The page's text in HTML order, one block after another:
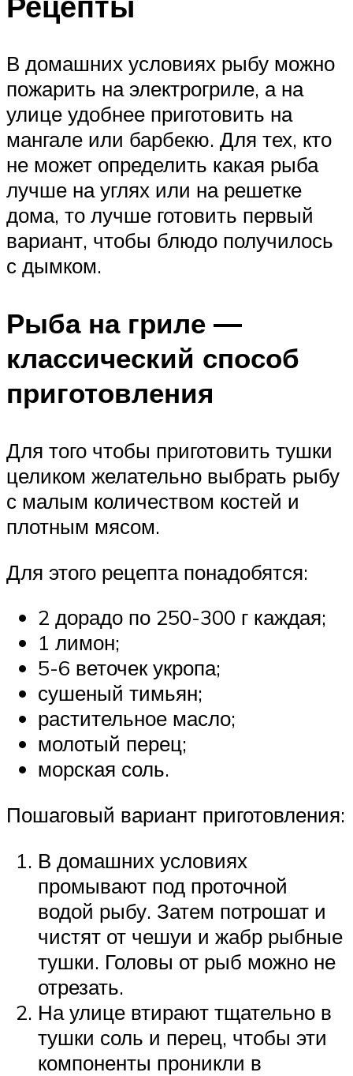
В домашних условиях рыбу можно
пожарить на электрогриле, а на
улице удобнее приготовить на
мангале или барбекю. Для тех, кто
не может определить какая рыба
лучше на углях или на решетке
дома, то лучше готовить первый
вариант, чтобы блюдо получилось
с дымком.
Рыба на гриле —
классический способ
приготовления
Для того чтобы приготовить тушки
целиком желательно выбрать рыбу
с малым количеством костей и
плотным мясом.
Для этого рецепта понадобятся:
2 дорадо по 250-300 г каждая;
1 лимон;
5-6 веточек укропа;
сушеный тимьян;
растительное масло;
молотый перец;
морская соль.
Пошаговый вариант приготовления:
В домашних условиях
промывают под проточной
водой рыбу. Затем потрошат и
чистят от чешуи и жабр рыбные
тушки. Головы от рыб можно не
отрезать.
На улице втирают тщательно в
тушки соль и перец, чтобы эти
компоненты проникли в